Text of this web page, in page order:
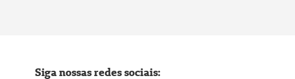
Siga nossas redes sociais: